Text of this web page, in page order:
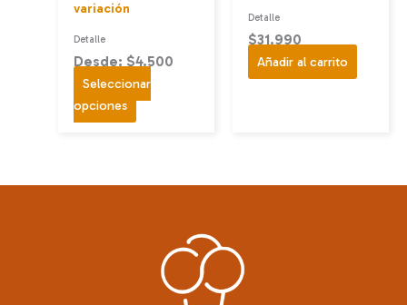
variación
Detalle
Desde: $4.500
Seleccionar
opciones Este
producto
opciones
pueden
Detalle
$31.990
Añadir al carrito